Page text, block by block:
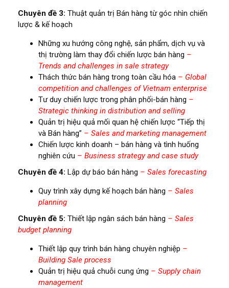
Chuyên đề 3: Thuật quản trị Bán hàng từ góc nhìn chiến
lược & kế hoạch
Những xu hướng công nghệ, sản phẩm, dịch vụ và
thị trường làm thay đổi chiến lược bán hàng –
Trends and challenges in sale strategy
Thách thức bán hàng trong toàn cầu hóa – Global
competition and challenges of Vietnam enterprise
Tư duy chiến lược trong phân phối-bán hàng –
Strategic thinking in distribution and selling
Quản trị hiệu quả mối quan hệ chiến lược “Tiếp thị
và Bán hàng” – Sales and marketing management
Chiến lược kinh doanh – bán hàng và tình huống
nghiên cứu – Business strategy and case study
Chuyên đề 4: Lập dự báo bán hàng – Sales forecasting
Quy trình xây dựng kế hoạch bán hàng – Sales
planning
Chuyên đề 5: Thiết lập ngân sách bán hàng – Sales
budget planning
Thiết lập quy trình bán hàng chuyên nghiệp –
Building Sale process
Quản trị hiệu quả chuỗi cung ứng – Supply chain
management